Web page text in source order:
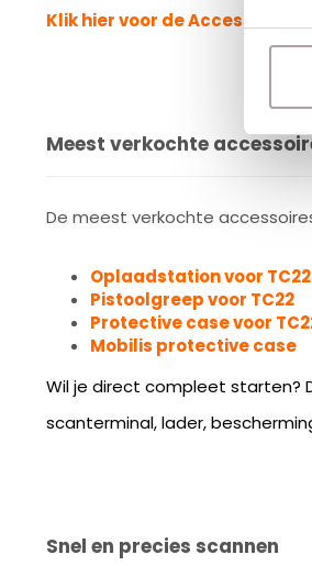
Klik hier voor de
Meest verkochte
De meest verkochte
Oplaadstation voor TC22
Pistoolgreep voor TC22
Protective case voor
Mobilis protective case
Wil je direct compleet starten?
scanterminal, lader,
Snel en precies scannen